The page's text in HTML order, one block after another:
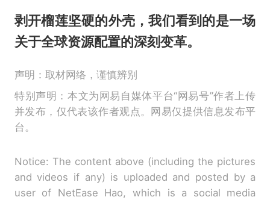
剥开榴莲坚硬的外壳，我们看到的是一场
关于全球资源配置的深刻变革。
声明：取材网络，谨慎辨别
特别声明：本文为网易自媒体平台“网易号”作者上传
并发布，仅代表该作者观点。网易仅提供信息发布平
台。
Notice: The content above (including the pictures
and videos if any) is uploaded and posted by a
user of NetEase Hao, which is a social media